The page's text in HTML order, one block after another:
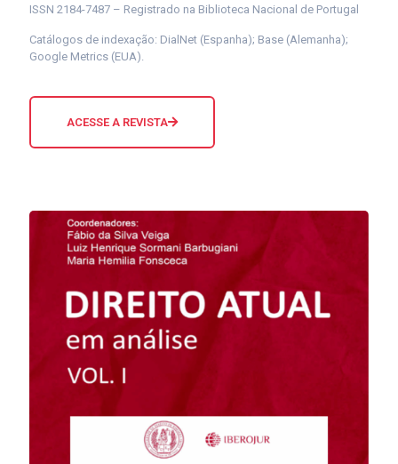
ISSN 2184-7487 – Registrado na Biblioteca Nacional de Portugal
Catálogos de indexação: DialNet (Espanha); Base (Alemanha);
Google Metrics (EUA).
ACESSE A REVISTA